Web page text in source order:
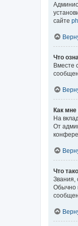
сайте
Что
Вместе
Как
На
От
Что
Звания,
Обычно